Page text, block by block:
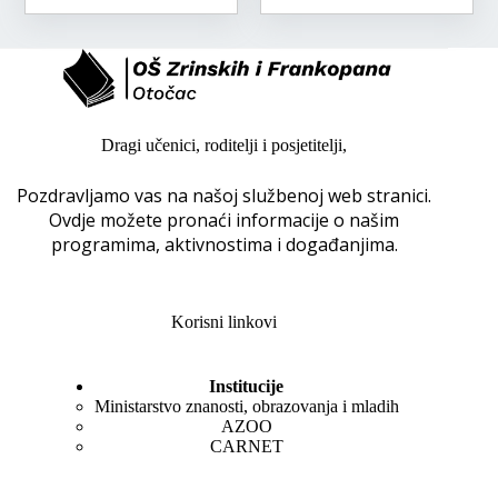
Dragi učenici, roditelji i posjetitelji,
Pozdravljamo vas na našoj službenoj web stranici.
Ovdje možete pronaći informacije o našim
programima, aktivnostima i događanjima.
Korisni linkovi
Institucije
Ministarstvo znanosti, obrazovanja i mladih
AZOO
CARNET